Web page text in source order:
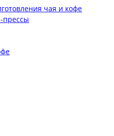
чая и кофе
прессы